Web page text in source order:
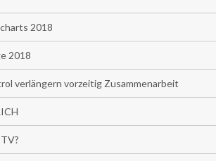
2018
2018
verlängern vorzeitig Zusammenarbeit